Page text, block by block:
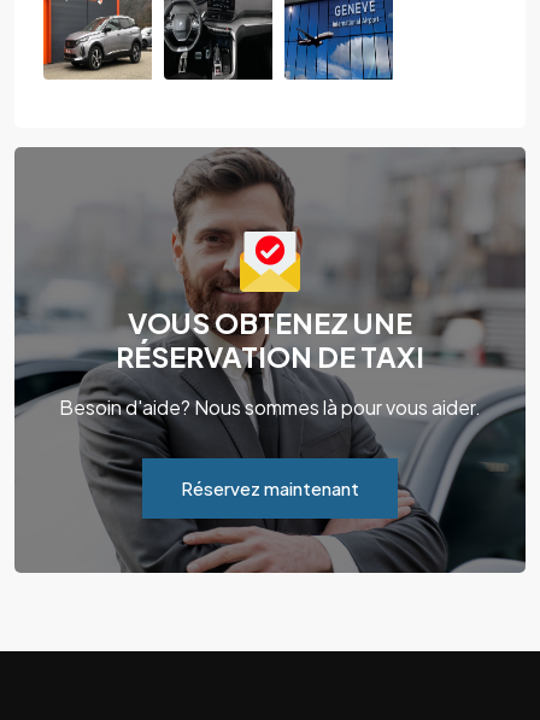
VOUS OBTENEZ UNE
RÉSERVATION DE TAXI
Besoin d'aide? Nous sommes là pour vous aider.
Réservez maintenant